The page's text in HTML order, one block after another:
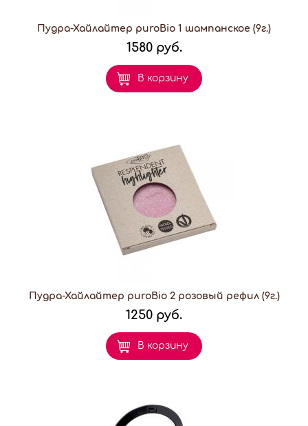
Пудра-Хайлайтер puroBio 1 шампанское (9г.)
1580 руб.
В корзину
Пудра-Хайлайтер puroBio 2 розовый рефил (9г.)
1250 руб.
В корзину